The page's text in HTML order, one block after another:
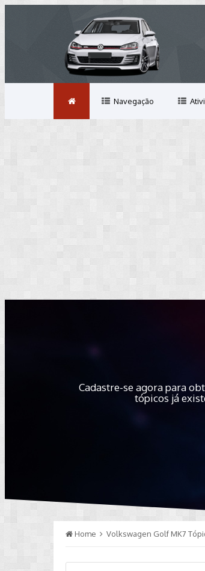
Navegação
Cadastre-se agora para
tópicos já
Home Volkswagen Golf MK7